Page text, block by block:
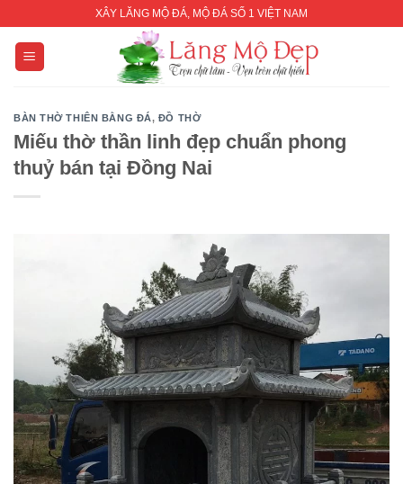
content
XÂY LĂNG MỘ ĐÁ, MỘ ĐÁ SỐ 1 VIỆT NAM
BÀN THỜ THIÊN BẰNG ĐÁ, ĐỒ THỜ
Miếu thờ thần linh đẹp chuẩn phong
thuỷ bán tại Đồng Nai